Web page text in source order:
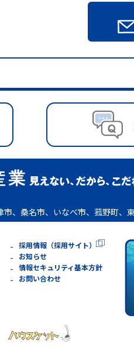
、桑名市、いなべ市、菰野町、
採用情報（採用サイト）
お知らせ
情報セキュリティ基本方針
お問い合わせ